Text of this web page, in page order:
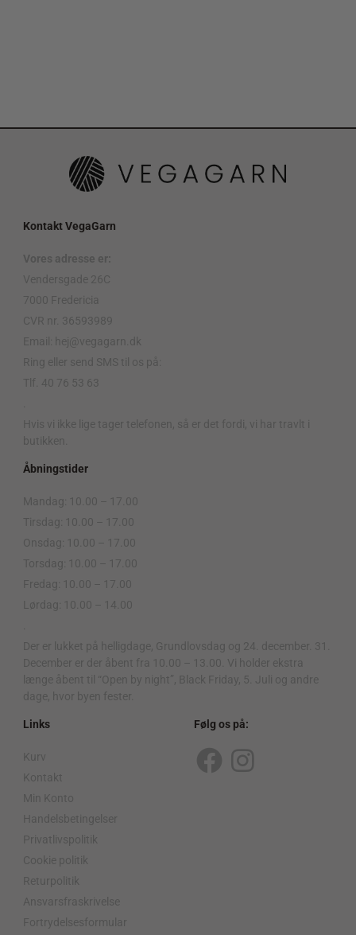
Kontakt VegaGarn
Vores adresse er:
Vendersgade 26C
7000 Fredericia
CVR nr. 36593989
Email: hej@vegagarn.dk
Ring eller send SMS til os på:
Tlf. 40 76 53 63
Hvis vi ikke lige tager telefonen, så er det fordi, vi har travlt i
butikken.
Åbningstider
Mandag: 10.00 – 17.00
Tirsdag: 10.00 – 17.00
Onsdag: 10.00 – 17.00
Torsdag: 10.00 – 17.00
Fredag: 10.00 – 17.00
Lørdag: 10.00 – 14.00
Der er lukket på helligdage, Grundlovsdag og 24. december. 31.
December er der åbent fra 10.00 – 13.00. Vi holder ekstra
længe åbent til “Open by night”, Black Friday, 5. Juli og andre
dage, hvor byen fester.
Links
Kurv
Kontakt
Min Konto
Handelsbetingelser
Privatlivspolitik
Cookie politik
Returpolitik
Ansvarsfraskrivelse
Fortrydelsesformular
Følg os på:
F
I